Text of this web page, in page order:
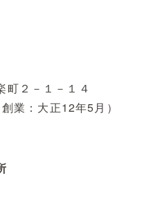
町２－１－１４
業：大正12年5月）